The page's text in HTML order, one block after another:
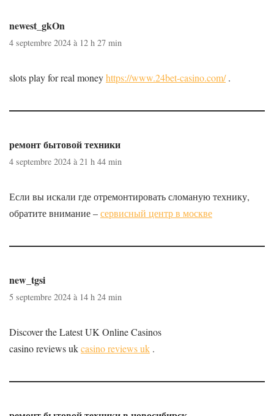
newest_gkOn
4 septembre 2024 à 12 h 27 min
slots play for real moneyhttps://www.24bet-casino.com/.
ремонт бытовой техники
4 septembre 2024 à 21 h 44 min
Если вы искали где отремонтировать сломаную технику,
обратите внимание –сервисный центр в москве
new_tgsi
5 septembre 2024 à 14 h 24 min
Discover the Latest UK Online Casinos
casino reviews ukcasino reviews uk .